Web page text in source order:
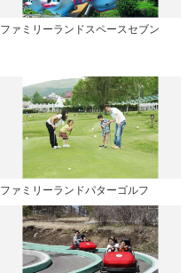
ファミリーランドスペースセブン
ファミリーランドパターゴルフ